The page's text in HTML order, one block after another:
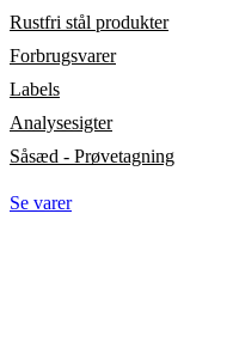
Rustfri stål produkter
Forbrugsvarer
Labels
Analysesigter
Såsæd - Prøvetagning
Se varer